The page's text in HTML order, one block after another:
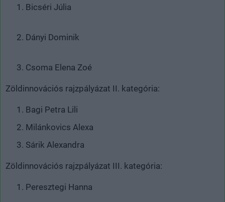
Bicséri Júlia
Dányi Dominik
Csoma Elena Zoé
Zöldinnovációs rajzpályázat II. kategória:
Bagi Petra Lili
Milánkovics Alexa
Sárik Alexandra
Zöldinnovációs rajzpályázat III. kategória:
Peresztegi Hanna